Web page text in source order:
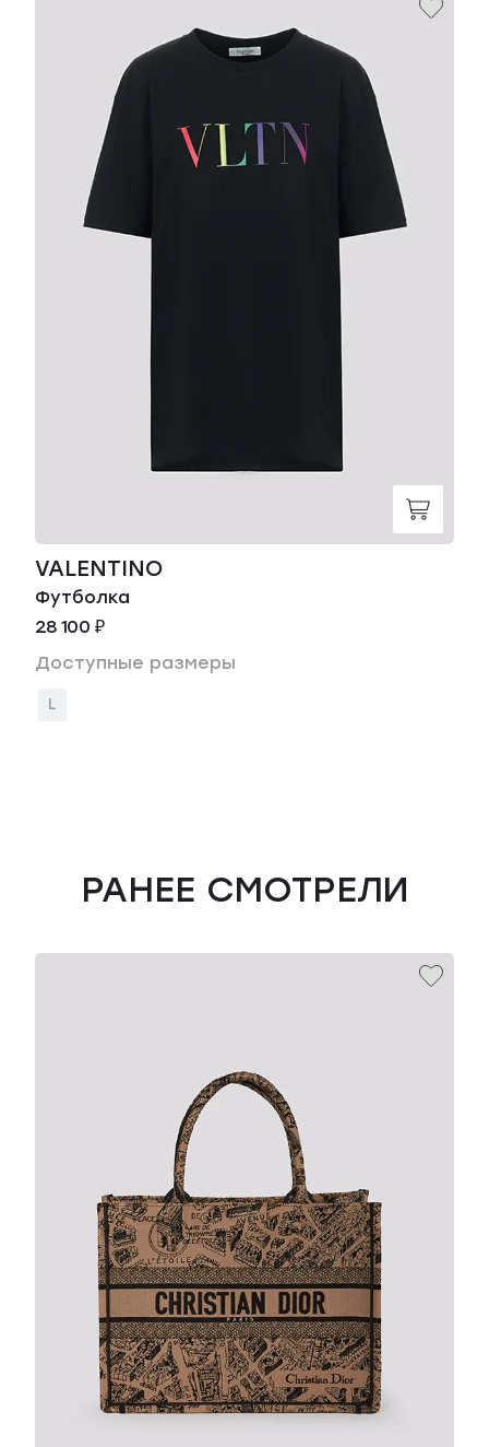
VALENTINO
Футболка
28 100 ₽
Доступные размеры
L
РАНЕЕ СМОТРЕЛИ